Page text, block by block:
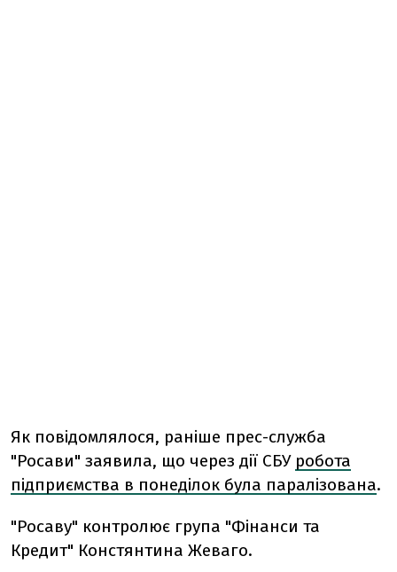
Як повідомлялося, раніше прес-служба
"Росави" заявила, що через дії СБУ робота
підприємства в понеділок була паралізована.
"Росаву" контролює група "Фінанси та
Кредит" Констянтина Жеваго.